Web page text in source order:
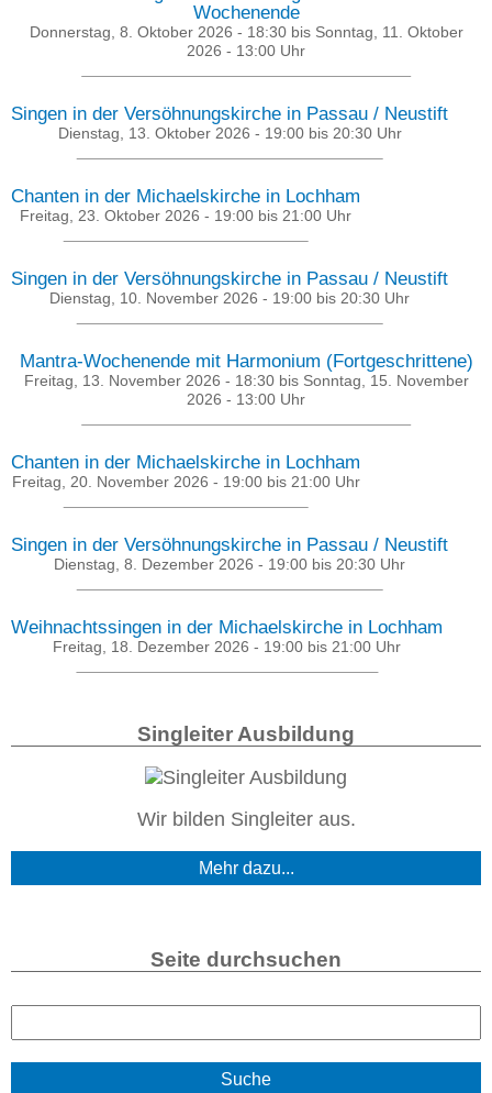
Wochenende
Donnerstag, 8. Oktober 2026 - 18:30bis Sonntag, 11. Oktober
2026 - 13:00 Uhr
Singen in der Versöhnungskirche in Passau / Neustift
Dienstag, 13. Oktober 2026 - 19:00bis 20:30Uhr
Chanten in der Michaelskirche in Lochham
Freitag, 23. Oktober 2026 - 19:00 bis 21:00 Uhr
Singen in der Versöhnungskirche in Passau / Neustift
Dienstag, 10. November 2026 - 19:00 bis 20:30 Uhr
Mantra-Wochenende mit Harmonium (Fortgeschrittene)
Freitag, 13. November 2026 - 18:30bis Sonntag, 15. November
2026 - 13:00 Uhr
Chanten in der Michaelskirche in Lochham
Freitag, 20. November 2026 - 19:00bis 21:00Uhr
Singen in der Versöhnungskirche in Passau / Neustift
Dienstag, 8. Dezember 2026 - 19:00 bis 20:30 Uhr
Weihnachtssingen in der Michaelskirche in Lochham
Freitag, 18. Dezember 2026 - 19:00 bis 21:00 Uhr
Singleiter Ausbildung
Wir bilden Singleiter aus.
Mehr dazu...
Seite durchsuchen
S
c